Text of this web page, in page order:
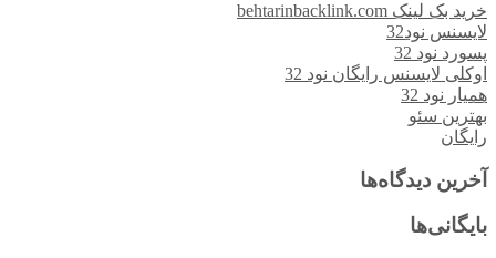
خرید بک لینک behtarinbacklink.com
لایسنس نود32
پسورد نود 32
اوکلی لایسنس رایگان نود 32
همیار نود 32
بهترین سئو
رایگان
آخرین دیدگاه‌ها
بایگانی‌ها